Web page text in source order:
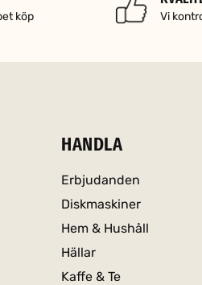
köp Vi
HANDLA
Erbjudanden
Diskmaskiner
Hem & Hushåll
Hällar
Kaffe & Te